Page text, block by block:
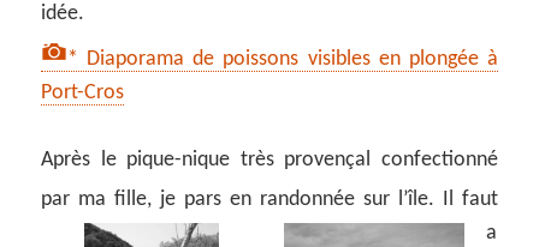
idée.
* Diaporama de poissons visibles en plongée à
Port-Cros
Après le pique-nique très provençal confectionné
par ma fille, je pars en randonnée sur l’île. Il faut
a